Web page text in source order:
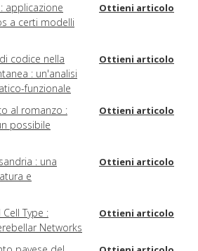
applicazione
a certi modelli
Ottieni articolo
codice nella
: un'analisi
funzionale
Ottieni articolo
al romanzo :
possibile
Ottieni articolo
: una
e
Ottieni articolo
Type :
Networks
Ottieni articolo